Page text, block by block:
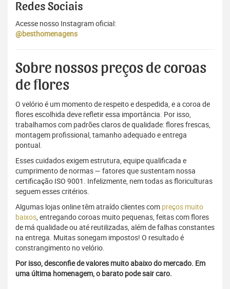
Redes Sociais
Acesse nosso Instagram oficial:
@besthomenagens
Sobre nossos preços de coroas
de flores
O velório é um momento de respeito e despedida, e a coroa de
flores escolhida deve refletir essa importância. Por isso,
trabalhamos com padrões claros de qualidade: flores frescas,
montagem profissional, tamanho adequado e entrega
pontual.
Esses cuidados exigem estrutura, equipe qualificada e
cumprimento de normas — fatores que sustentam nossa
certificação ISO 9001. Infelizmente, nem todas as floriculturas
seguem esses critérios.
Algumas lojas online têm atraído clientes com preços muito
baixos, entregando coroas muito pequenas, feitas com flores
de má qualidade ou até reutilizadas, além de falhas constantes
na entrega. Muitas sonegam impostos! O resultado é
constrangimento no velório.
Por isso, desconfie de valores muito abaixo do mercado. Em
uma última homenagem, o barato pode sair caro.